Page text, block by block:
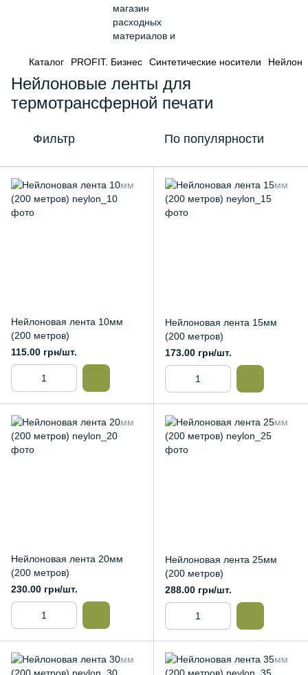
Каталог PROFIT. Бизнес Синтетические носители Нейлон
Нейлоновые ленты для
термотрансферной печати
Фильтр По популярности
Нейлоновая лента 10мм
(200 метров)
115.00 грн/шт.
Нейлоновая лента 15мм
(200 метров)
173.00 грн/шт.
Нейлоновая лента 20мм
(200 метров)
230.00 грн/шт.
Нейлоновая лента 25мм
(200 метров)
288.00 грн/шт.